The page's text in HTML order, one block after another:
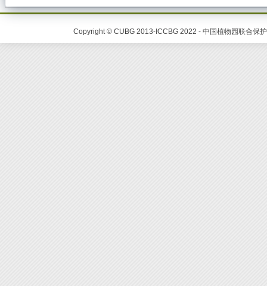
Copyright © CUBG 2013-ICCBG 2022 - 中国植物园联合保